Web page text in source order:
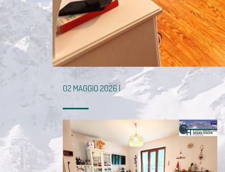
02 MAGGIO 2026 |